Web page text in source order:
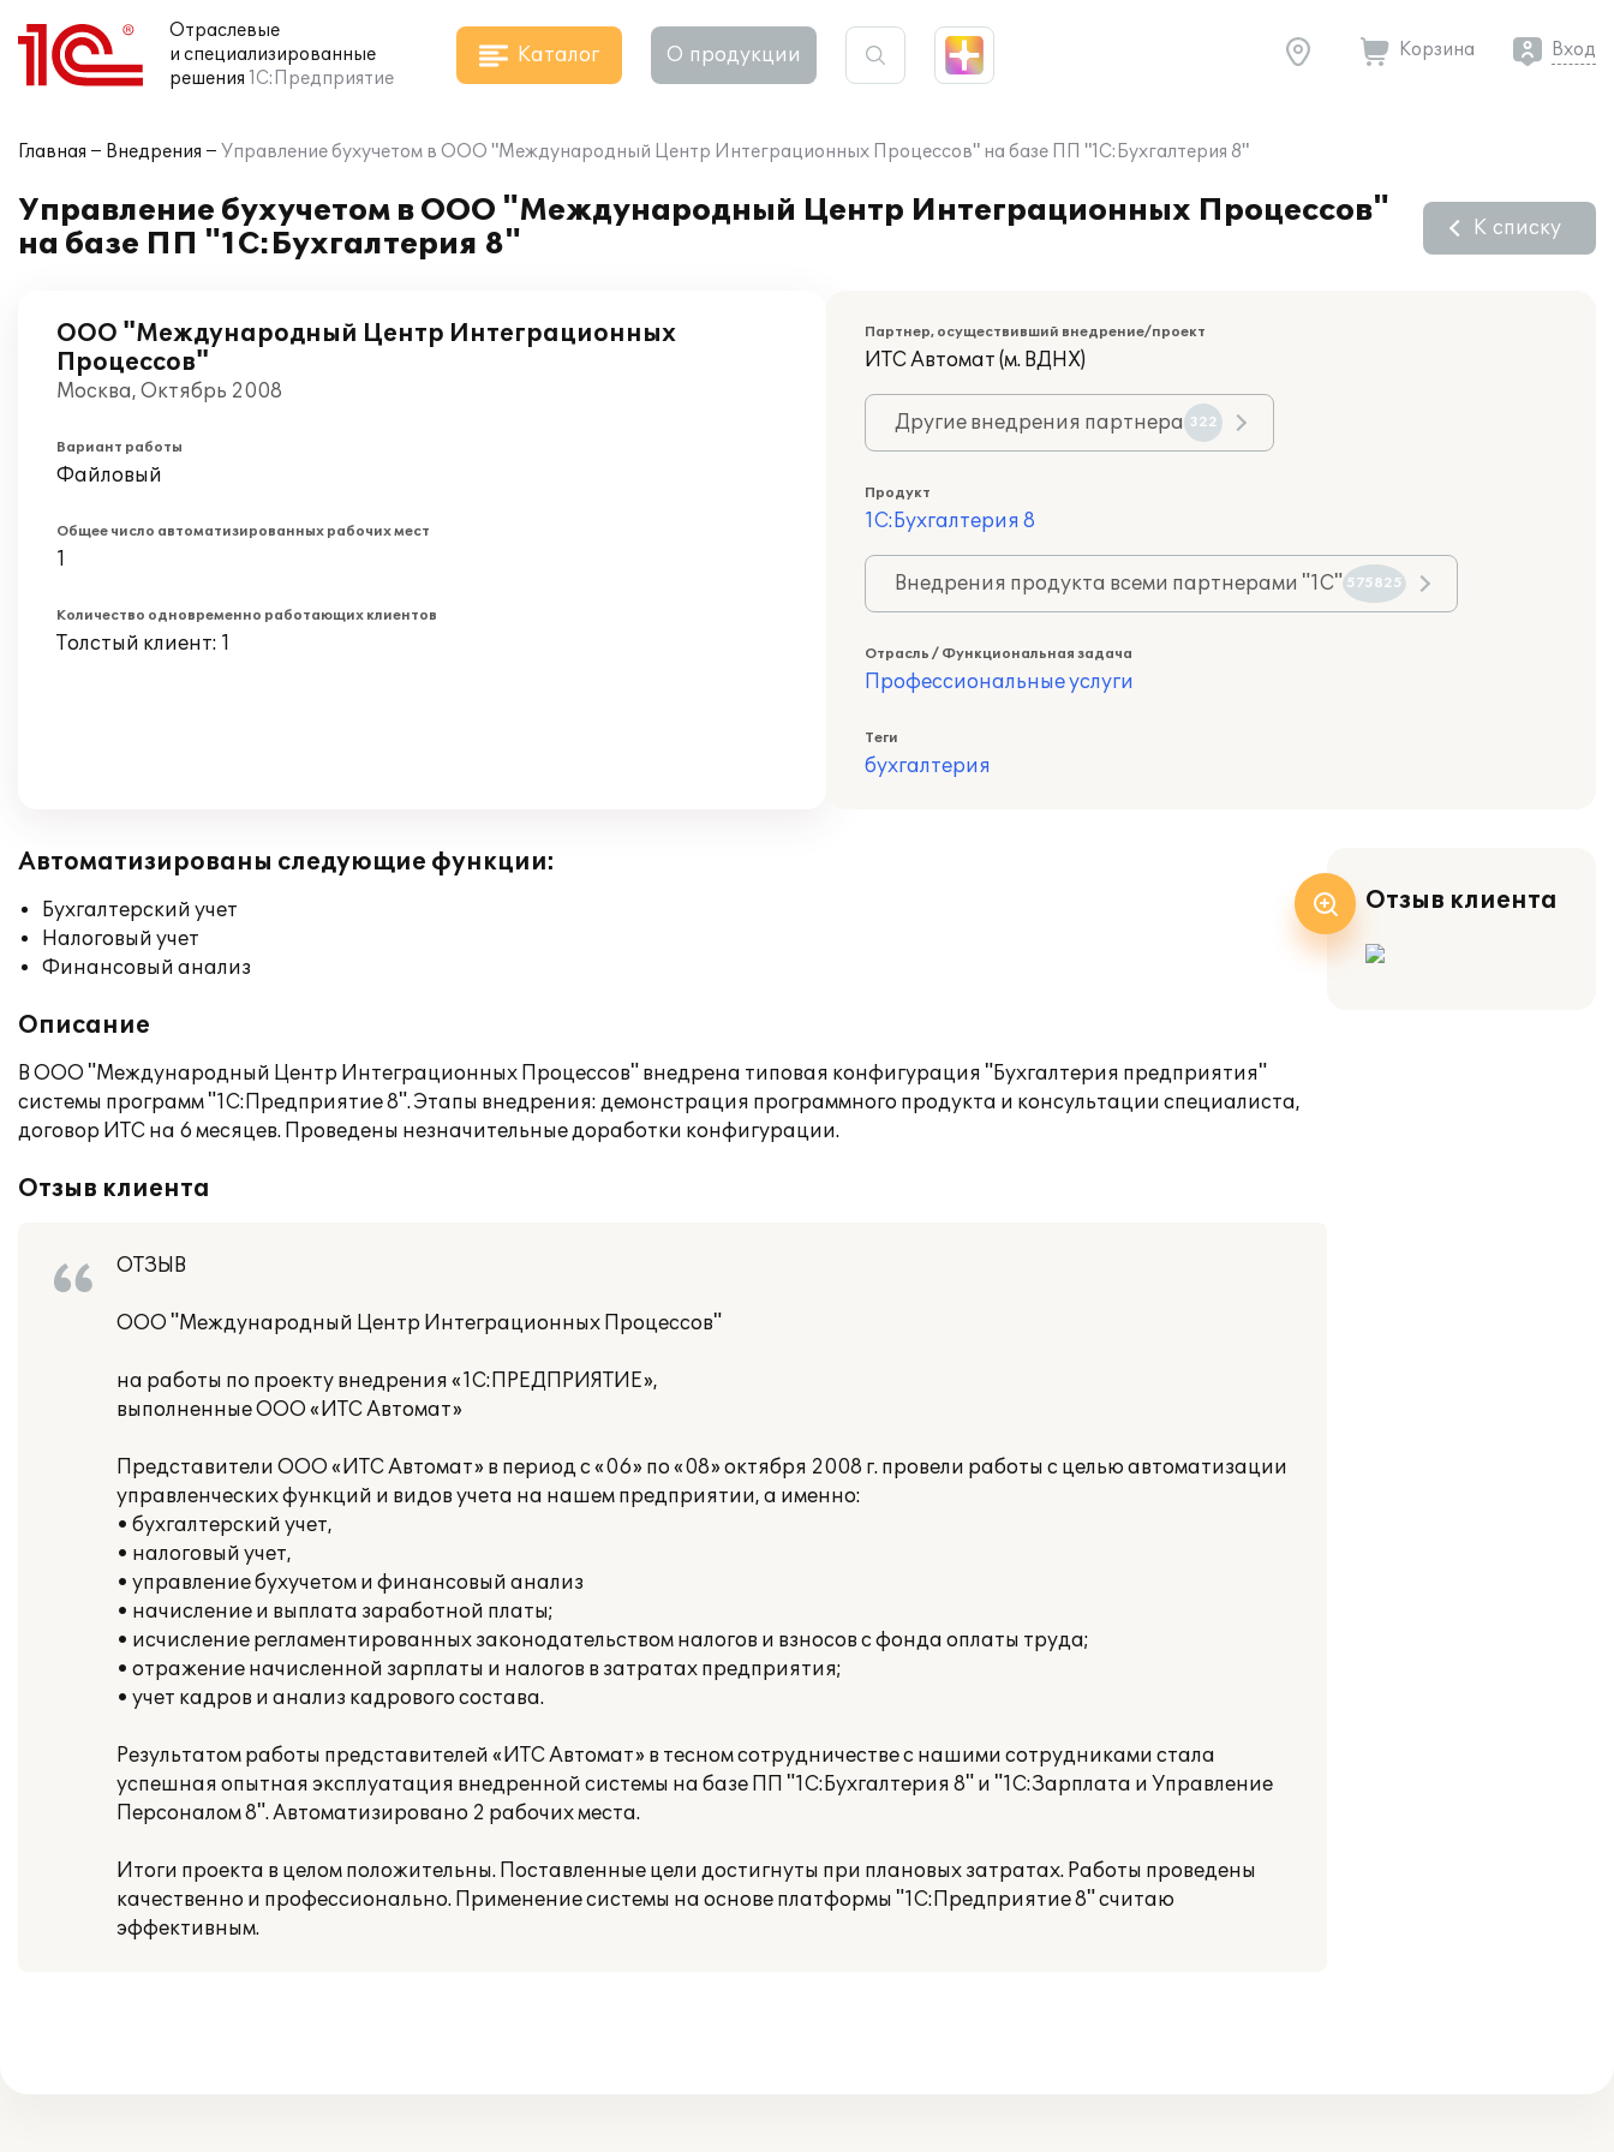
Отраслевые
и специализированные
решения 1С:Предприятие
Каталог О продукции Корзина Вход
Главная Внедрения Управление бухучетом в ООО "Международный Центр Интеграционных Процессов" на базе ПП "1С:Бухгалтерия 8"
Управление бухучетом в ООО "Международный Центр Интеграционных Процессов"
на базе ПП "1С:Бухгалтерия 8"
К списку
ООО "Международный Центр Интеграционных
Процессов"
Москва, Октябрь 2008
Вариант работы
Файловый
Общее число автоматизированных рабочих мест
1
Количество одновременно работающих клиентов
Толстый клиент: 1
Партнер, осуществивший внедрение/проект
ИТС Автомат (м. ВДНХ)
Другие внедрения партнера 322
Продукт
1С:Бухгалтерия 8
Внедрения продукта всеми партнерами "1С" 575825
Отрасль / Функциональная задача
Профессиональные услуги
Теги
бухгалтерия
Автоматизированы следующие функции:
Бухгалтерский учет
Налоговый учет
Финансовый анализ
Описание
В ООО "Международный Центр Интеграционных Процессов" внедрена типовая конфигурация "Бухгалтерия предприятия"
системы программ "1С:Предприятие 8". Этапы внедрения: демонстрация программного продукта и консультации специалиста,
договор ИТС на 6 месяцев. Проведены незначительные доработки конфигурации.
Отзыв клиента
ОТЗЫВ
ООО "Международный Центр Интеграционных Процессов"
на работы по проекту внедрения «1С:ПРЕДПРИЯТИЕ»,
выполненные ООО «ИТС Автомат»
Представители ООО «ИТС Автомат» в период с «06» по «08» октября 2008 г. провели работы с целью автоматизации
управленческих функций и видов учета на нашем предприятии, а именно:
• бухгалтерский учет,
• налоговый учет,
• управление бухучетом и финансовый анализ
• начисление и выплата заработной платы;
• исчисление регламентированных законодательством налогов и взносов с фонда оплаты труда;
• отражение начисленной зарплаты и налогов в затратах предприятия;
• учет кадров и анализ кадрового состава.
Результатом работы представителей «ИТС Автомат» в тесном сотрудничестве с нашими сотрудниками стала
успешная опытная эксплуатация внедренной системы на базе ПП "1С:Бухгалтерия 8" и "1С:Зарплата и Управление
Персоналом 8". Автоматизировано 2 рабочих места.
Итоги проекта в целом положительны. Поставленные цели достигнуты при плановых затратах. Работы проведены
качественно и профессионально. Применение системы на основе платформы "1С:Предприятие 8" считаю
эффективным.
Отзыв клиента